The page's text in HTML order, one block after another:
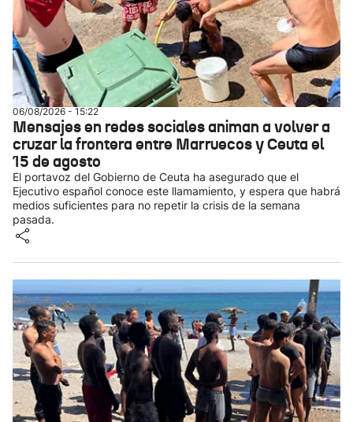
06/08/2026 - 15:22
Mensajes en redes sociales animan a volver a
cruzar la frontera entre Marruecos y Ceuta el
15 de agosto
El portavoz del Gobierno de Ceuta ha asegurado que el
Ejecutivo español conoce este llamamiento, y espera que habrá
medios suficientes para no repetir la crisis de la semana
pasada.